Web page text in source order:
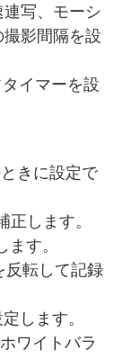
写、モーシ
影間隔を設
イマーを設
きに設定で
します。
す。
反転して記録
します。
ワイトバラ